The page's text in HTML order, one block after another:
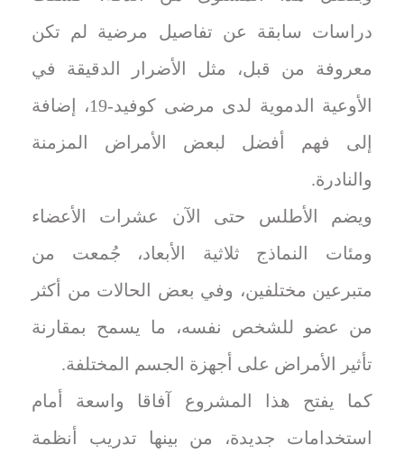
دراسات سابقة عن تفاصيل مرضية لم تكن
معروفة من قبل، مثل الأضرار الدقيقة في
الأوعية الدموية لدى مرضى كوفيد-19، إضافة
إلى فهم أفضل لبعض الأمراض المزمنة
والنادرة.
ويضم الأطلس حتى الآن عشرات الأعضاء
ومئات النماذج ثلاثية الأبعاد، جُمعت من
متبرعين مختلفين، وفي بعض الحالات من أكثر
من عضو للشخص نفسه، ما يسمح بمقارنة
تأثير الأمراض على أجهزة الجسم المختلفة.
كما يفتح هذا المشروع آفاقا واسعة أمام
استخدامات جديدة، من بينها تدريب أنظمة